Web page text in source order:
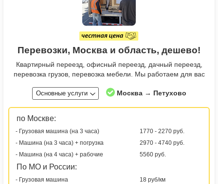
Перевозки, Москва и область, дешево!
Квартирный переезд, офисный переезд, дачный переезд,
перевозка грузов, перевозка мебели. Мы работаем для вас
Основные услуги Москва → Петухово
по Москве:
- Грузовая машина (на 3 часа)
1770 - 2270 руб.
- Машина (на 3 часа) + погрузка
2970 - 4740 руб.
- Машина (на 4 часа) + рабочие
5560 руб.
По МО и России:
- Грузовая машина 18 руб/км